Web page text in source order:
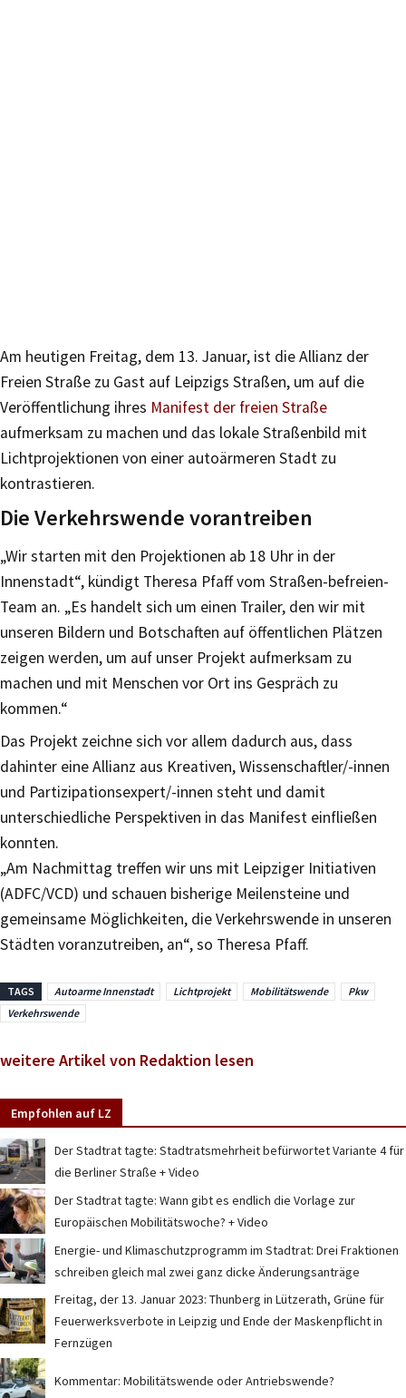
Am heutigen Freitag, dem 13. Januar, ist die Allianz der
Freien Straße zu Gast auf Leipzigs Straßen, um auf die
Veröffentlichung ihres Manifest der freien Straße
aufmerksam zu machen und das lokale Straßenbild mit
Lichtprojektionen von einer autoärmeren Stadt zu
kontrastieren.
Die Verkehrswende vorantreiben
„Wir starten mit den Projektionen ab 18 Uhr in der
Innenstadt“, kündigt Theresa Pfaff vom Straßen-befreien-
Team an. „Es handelt sich um einen Trailer, den wir mit
unseren Bildern und Botschaften auf öffentlichen Plätzen
zeigen werden, um auf unser Projekt aufmerksam zu
machen und mit Menschen vor Ort ins Gespräch zu
kommen.“
Das Projekt zeichne sich vor allem dadurch aus, dass
dahinter eine Allianz aus Kreativen, Wissenschaftler/-innen
und Partizipationsexpert/-innen steht und damit
unterschiedliche Perspektiven in das Manifest einfließen
konnten.
„Am Nachmittag treffen wir uns mit Leipziger Initiativen
(ADFC/VCD) und schauen bisherige Meilensteine und
gemeinsame Möglichkeiten, die Verkehrswende in unseren
Städten voranzutreiben, an“, so Theresa Pfaff.
TAGS Autoarme Innenstadt Lichtprojekt Mobilitätswende
Pkw
Verkehrswende
weitere Artikel von Redaktion lesen
Empfohlen auf LZ
Der Stadtrat tagte: Stadtratsmehrheit befürwortet Variante 4 für
die Berliner Straße + Video
Der Stadtrat tagte: Wann gibt es endlich die Vorlage zur
Europäischen Mobilitätswoche? + Video
Energie- und Klimaschutzprogramm im Stadtrat: Drei Fraktionen
schreiben gleich mal zwei ganz dicke Änderungsanträge
Freitag, der 13. Januar 2023: Thunberg in Lützerath, Grüne für
Feuerwerksverbote in Leipzig und Ende der Maskenpflicht in
Fernzügen
Kommentar: Mobilitätswende oder Antriebswende?